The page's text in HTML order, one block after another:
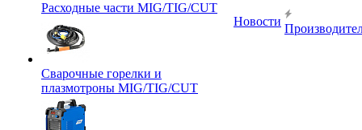
Расходные части MIG/TIG/CUT
Сварочные горелки и
плазмотроны MIG/TIG/CUT
Новости